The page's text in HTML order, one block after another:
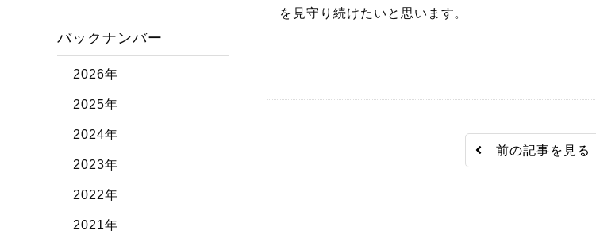
を見守り続けたいと思います。
前の記事を見る
バックナンバー
2026年
2025年
2024年
2023年
2022年
2021年